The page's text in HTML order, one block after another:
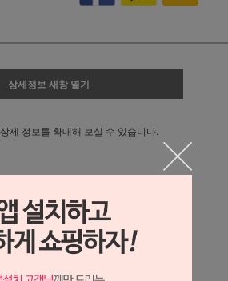
상세정보 새창 열기
상세 정보를 확대해 보실 수 있습니다.